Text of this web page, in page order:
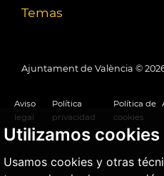
Utilizamos cookies
Usamos cookies y otras
Temas
Ajuntament de València ©
Aviso
legal
Política
privacidad
Política de
cookies